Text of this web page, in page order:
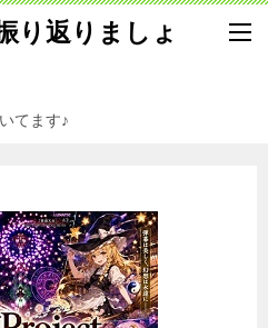
り返りましょ
てます♪